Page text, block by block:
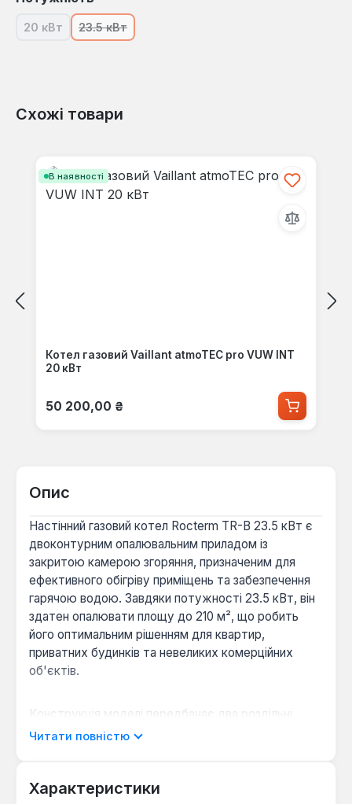
20 кВт(Ця опція наразі недоступна.)
23.5 кВт(Ця опція наразі недоступна.)
Схожі товари
В наявності
Котел газовий Vaillant atmoTEC pro VUW INT
20 кВт
Звичайна ціна:
50 200,00 ₴
Опис
Настінний газовий котел Rocterm TR-B 23.5 кВт є
двоконтурним опалювальним приладом із
закритою камерою згоряння, призначеним для
ефективного обігріву приміщень та забезпечення
гарячою водою. Завдяки потужності 23.5 кВт, він
здатен опалювати площу до 210 м², що робить
його оптимальним рішенням для квартир,
приватних будинків та невеликих комерційних
об'єктів.
Конструкція моделі передбачає два роздільні
теплообмінники, що сприяє підвищенню надійності
корозії. Управління котлом здійснюється за
Читати повністю
Характеристики